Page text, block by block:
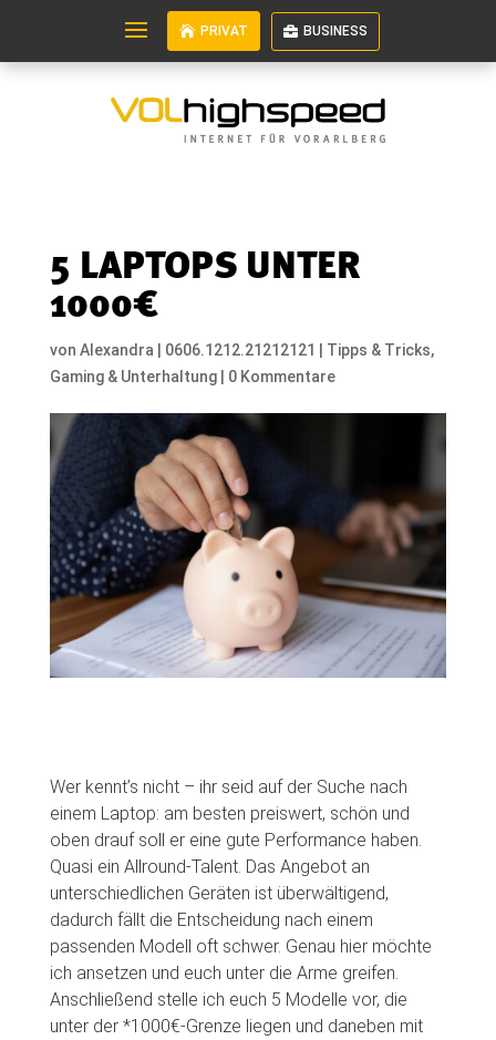
PRIVAT BUSINESS
5 LAPTOPS UNTER
1000€
von Alexandra 0606.1212.21212121 Tipps & Tricks,
Gaming & Unterhaltung| 0 Kommentare
Wer kennt’s nicht – ihr seid auf der Suche nach
einem Laptop: am besten preiswert, schön und
oben drauf soll er eine gute Performance haben.
Quasi ein Allround-Talent. Das Angebot an
unterschiedlichen Geräten ist überwältigend,
dadurch fällt die Entscheidung nach einem
passenden Modell oft schwer. Genau hier möchte
ich ansetzen und euch unter die Arme greifen.
Anschließend stelle ich euch 5 Modelle vor, die
unter der *1000€-Grenze liegen und daneben mit